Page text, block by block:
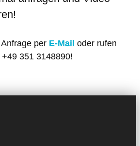
per E-Mail oder rufen
351 3148890!